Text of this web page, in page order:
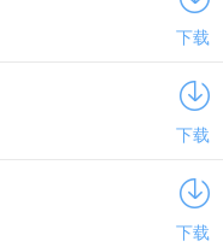
下载
下载
下载